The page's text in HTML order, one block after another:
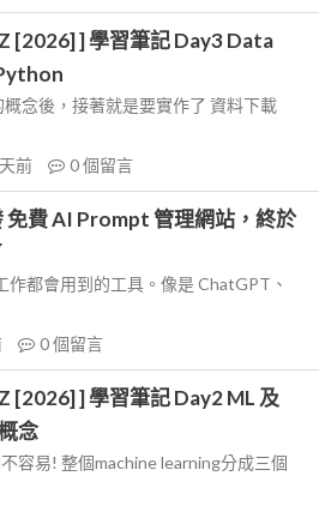
[2026] ] 學習筆記 Day3 Data
念後，接著就是要實作了 資料下載
前 0個留言
免費 AI Prompt 管理網站，終於
都會用到的工具。像是 ChatGPT、
0個留言
[2026] ] 學習筆記 Day2 ML 及
念
容易! 整個machine learning分成三個